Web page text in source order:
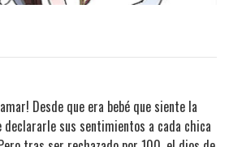
Desde que era bebé que siente la
declararle sus sentimientos a cada chica